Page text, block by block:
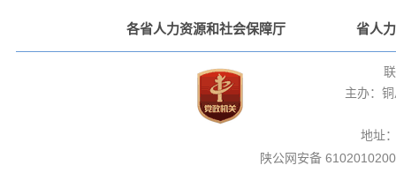
各省人力资源和社会保障厅 省人
主办：
地址
陕公网安备